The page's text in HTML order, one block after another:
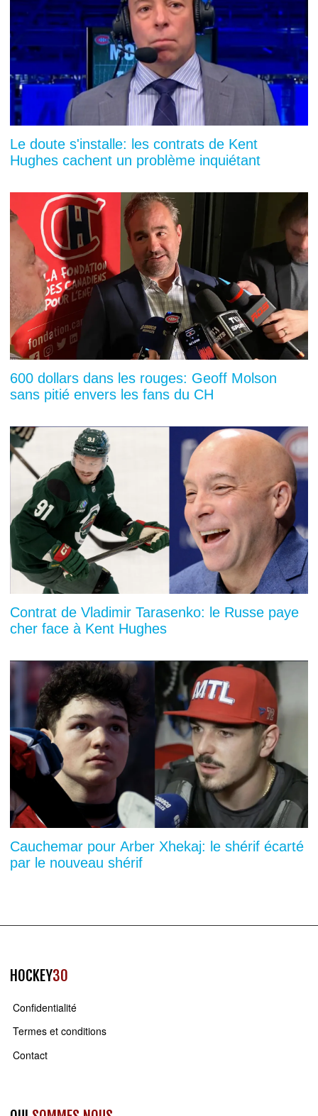
Le doute s'installe: les contrats de Kent
Hughes cachent un problème inquiétant
600 dollars dans les rouges: Geoff Molson
sans pitié envers les fans du CH
Contrat de Vladimir Tarasenko: le Russe paye
cher face à Kent Hughes
Cauchemar pour Arber Xhekaj: le shérif écarté
par le nouveau shérif
HOCKEY30
Confidentialité
Termes et conditions
Contact